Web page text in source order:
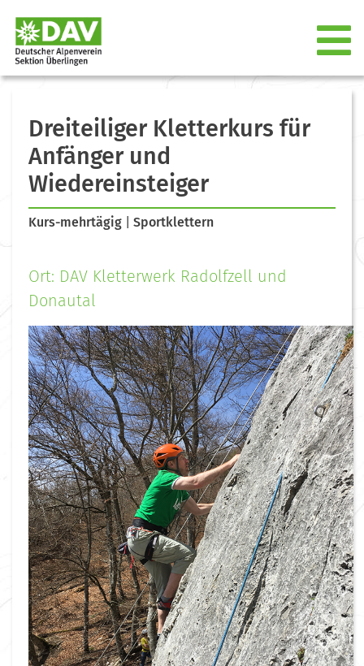
Dreiteiliger Kletterkurs für
Anfänger und
Wiedereinsteiger
Kurs-mehrtägig Sportklettern
Ort: DAV Kletterwerk Radolfzell und
Donautal